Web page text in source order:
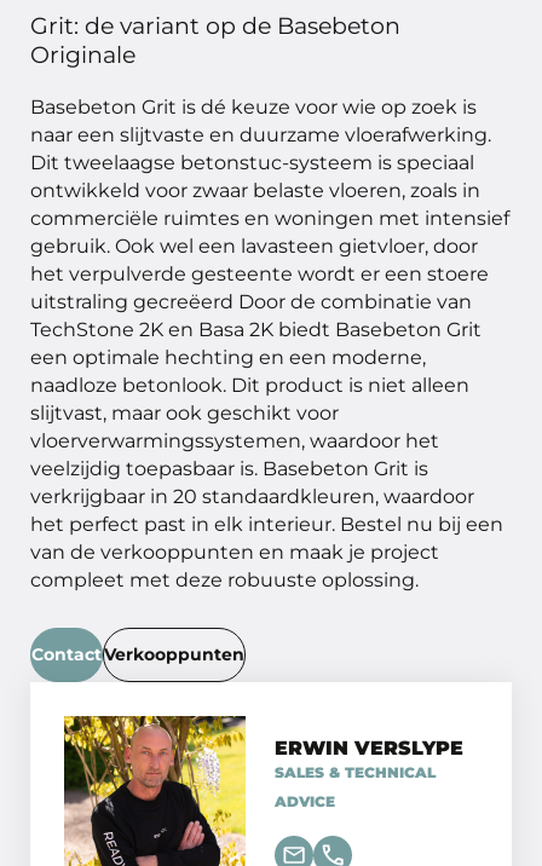
afwerking.
Grit: de variant op de Basebeton
Originale
Basebeton Grit is dé keuze voor wie op zoek is
naar een slijtvaste en duurzame vloerafwerking.
Dit tweelaagse betonstuc-systeem is speciaal
ontwikkeld voor zwaar belaste vloeren, zoals in
commerciële ruimtes en woningen met intensief
gebruik. Ook wel een lavasteen gietvloer, door
het verpulverde gesteente wordt er een stoere
uitstraling gecreëerd Door de combinatie van
TechStone 2K en Basa 2K biedt Basebeton Grit
een optimale hechting en een moderne,
naadloze betonlook. Dit product is niet alleen
slijtvast, maar ook geschikt voor
vloerverwarmingssystemen, waardoor het
veelzijdig toepasbaar is. Basebeton Grit is
verkrijgbaar in 20 standaardkleuren, waardoor
het perfect past in elk interieur. Bestel nu bij een
van de verkooppunten en maak je project
compleet met deze robuuste oplossing.
ContactVerkooppunten
ERWIN VERSLYPE
SALES & TECHNICAL
ADVICE